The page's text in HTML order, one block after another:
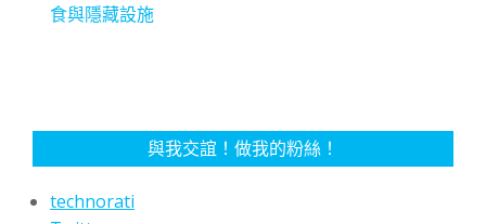
食與隱藏設施
與我交誼！做我的粉絲！
technorati